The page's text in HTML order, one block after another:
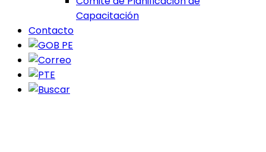
Capacitación
Contacto